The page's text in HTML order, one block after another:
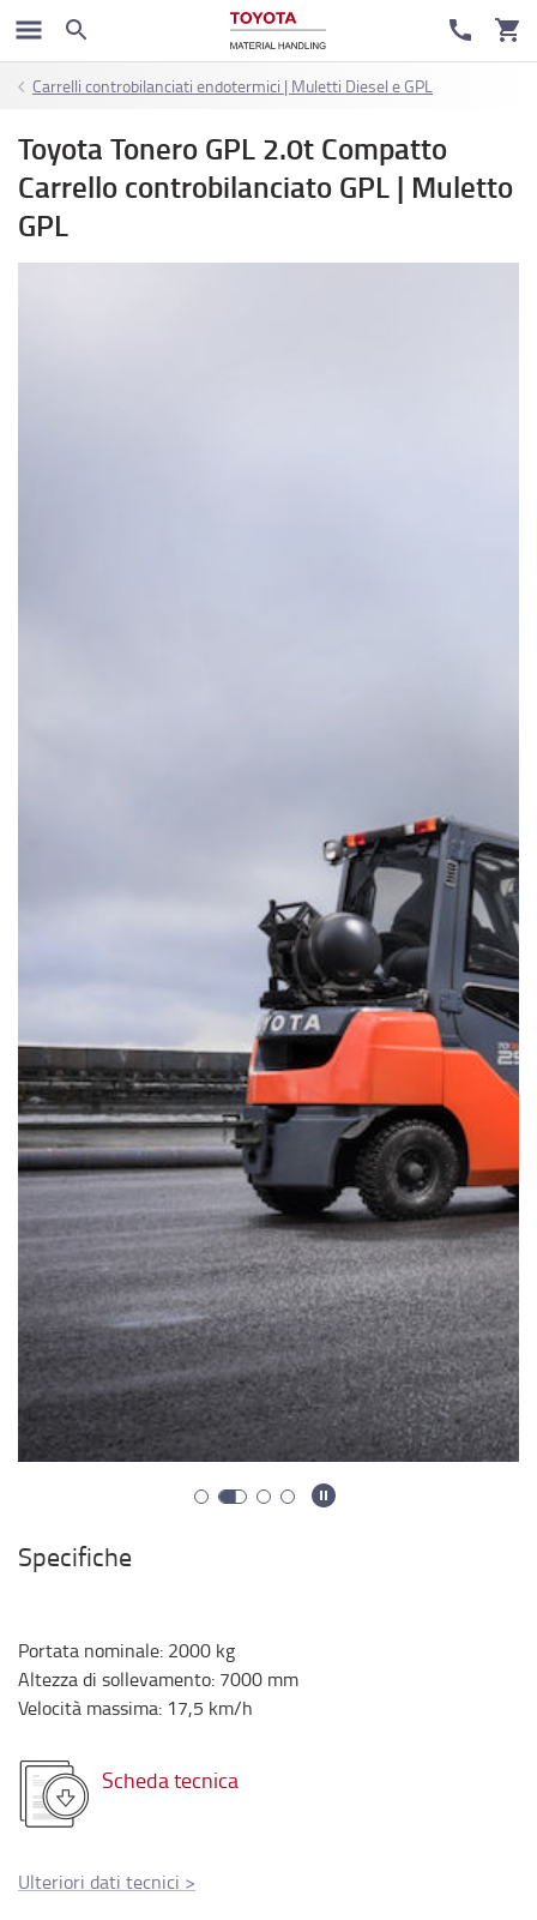
Carrelli controbilanciati endotermici | Muletti Diesel e GPL
Toyota Tonero GPL 2.0t Compatto
Carrello controbilanciato GPL | Muletto
GPL
Specifiche
Portata nominale: 2000 kg
Altezza di sollevamento: 7000 mm
Velocità massima: 17,5 km/h
Scheda tecnica
Ulteriori dati tecnici >